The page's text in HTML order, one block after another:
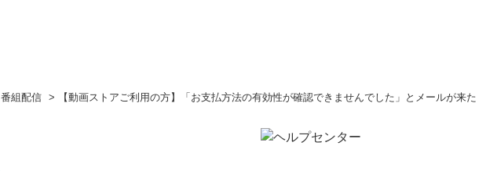
番組配信 > 【動画ストアご利用の方】「お支払方法の有効性が確認できませんでした」とメールが来た